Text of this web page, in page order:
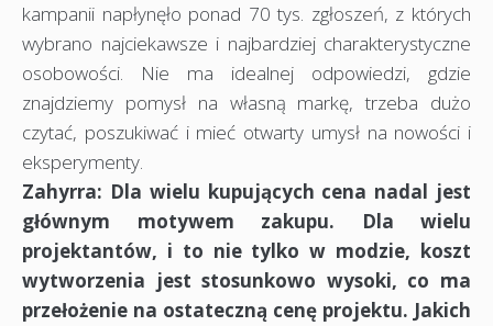
kampanii napłynęło ponad 70 tys. zgłoszeń, z których
wybrano najciekawsze i najbardziej charakterystyczne
osobowości. Nie ma idealnej odpowiedzi, gdzie
znajdziemy pomysł na własną markę, trzeba dużo
czytać, poszukiwać i mieć otwarty umysł na nowości i
eksperymenty.
Zahyrra: Dla wielu kupujących cena nadal jest
głównym motywem zakupu. Dla wielu
projektantów, i to nie tylko w modzie, koszt
wytworzenia jest stosunkowo wysoki, co ma
przełożenie na ostateczną cenę projektu. Jakich